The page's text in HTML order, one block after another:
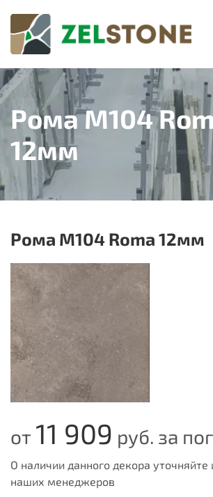
Рома M104
12мм
Рома M104 Roma 12мм
от 11 909 руб. за
О наличии данного декора
наших менеджеров